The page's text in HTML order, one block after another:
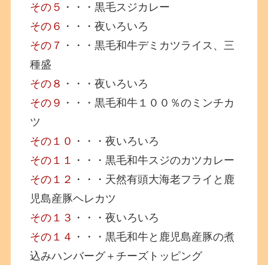
その５ ・・・黒毛スジカレー
その６ ・・・夜いろいろ
その７ ・・・黒毛和牛デミカツライス、三
種盛
その８ ・・・夜いろいろ
その９ ・・・黒毛和牛１００％のミンチカ
ツ
その１０ ・・・夜いろいろ
その１１ ・・・黒毛和牛スジのカツカレー
その１２ ・・・天然有頭大海老フライと鹿
児島産豚ヘレカツ
その１３ ・・・夜いろいろ
その１４ ・・・黒毛和牛と鹿児島産豚の煮
込みハンバーグ＋チーズトッピング